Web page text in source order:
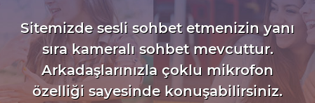
Sitemizde sesli sohbet etmenizin yanı
sıra kameralı sohbet mevcuttur.
Arkadaşlarınızla çoklu mikrofon
özelliği sayesinde konuşabilirsiniz.